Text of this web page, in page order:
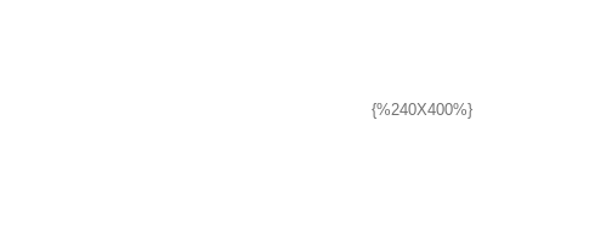
{%240X400%}